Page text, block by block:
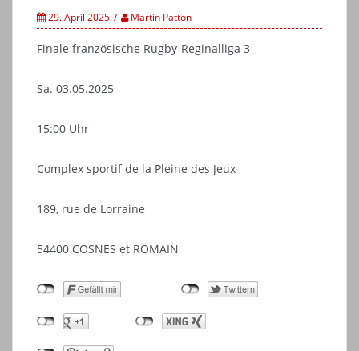
29. April 2025 Martin Patton
Finale französische Rugby-Reginalliga 3
Sa. 03.05.2025
15:00 Uhr
Complex sportif de la Pleine des Jeux
189, rue de Lorraine
54400 COSNES et ROMAIN